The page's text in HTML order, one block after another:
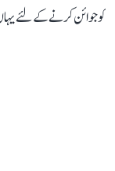
کو جوائن کرنے کے لئے